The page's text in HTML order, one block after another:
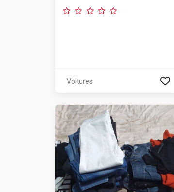
Voitures